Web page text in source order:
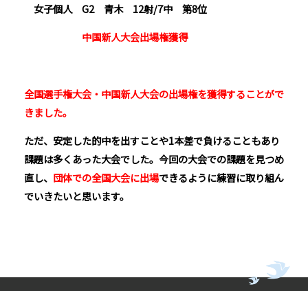
女子個人 G2 青木 12射/7中 第8位
中国新人大会出場権獲得
全国選手権大会・中国新人大会の出場権を獲得することがで
きました。
ただ、安定した的中を出すことや1本差で負けることもあり
課題は多くあった大会でした。今回の大会での課題を見つめ
直し、 団体での全国大会に出場できるように練習に取り組ん
でいきたいと思います。